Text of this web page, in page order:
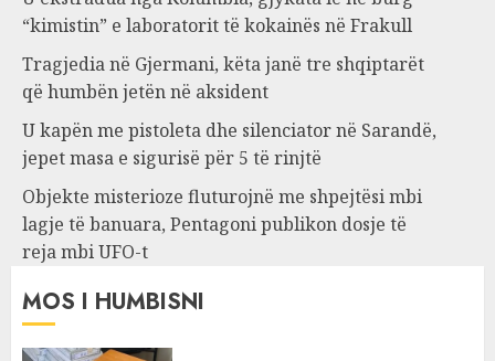
“kimistin” e laboratorit të kokainës në Frakull
Tragjedia në Gjermani, këta janë tre shqiptarët
që humbën jetën në aksident
U kapën me pistoleta dhe silenciator në Sarandë,
jepet masa e sigurisë për 5 të rinjtë
Objekte misterioze fluturojnë me shpejtësi mbi
lagje të banuara, Pentagoni publikon dosje të
reja mbi UFO-t
MOS I HUMBISNI